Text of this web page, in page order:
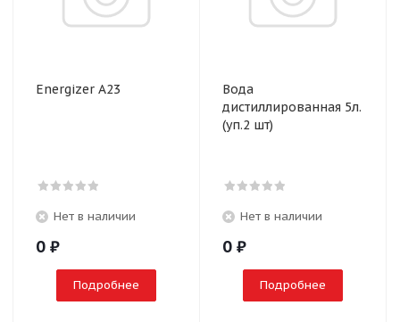
Energizer A23
Нет в наличии
0 ₽
Подробнее
Вода
дистиллированная 5л.
(уп.2 шт)
Нет в наличии
0 ₽
Подробнее